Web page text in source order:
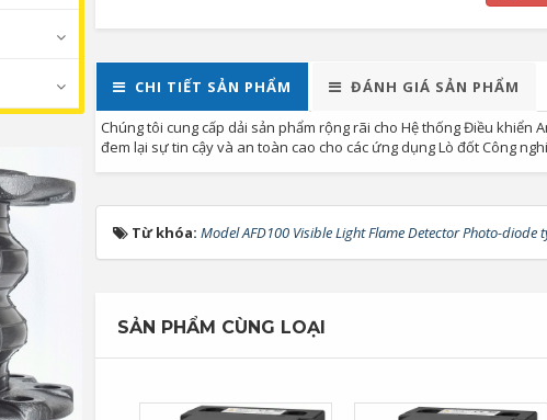
CHI TIẾT SẢN PHẨM ĐÁNH GIÁ SẢN PHẨM
Chúng tôi cung cấp dải sản phẩm rộng rãi cho Hệ thống Điều
đem lại sự tin cậy và an toàn cao cho các ứng dụng Lò đốt Công
Từ khóa: Model AFD100 Visible Light Flame Detector Photo-diode
SẢN PHẨM CÙNG LOẠI